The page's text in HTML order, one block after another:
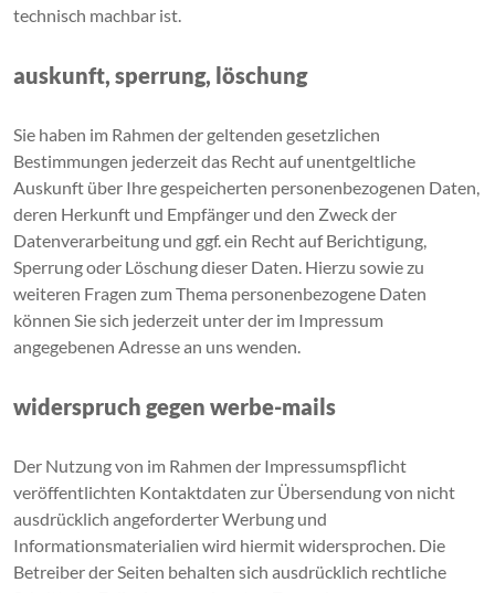
technisch machbar ist.
auskunft, sperrung, löschung
Sie haben im Rahmen der geltenden gesetzlichen
Bestimmungen jederzeit das Recht auf unentgeltliche
Auskunft über Ihre gespeicherten personenbezogenen Daten,
deren Herkunft und Empfänger und den Zweck der
Datenverarbeitung und ggf. ein Recht auf Berichtigung,
Sperrung oder Löschung dieser Daten. Hierzu sowie zu
weiteren Fragen zum Thema personenbezogene Daten
können Sie sich jederzeit unter der im Impressum
angegebenen Adresse an uns wenden.
widerspruch gegen werbe-mails
Der Nutzung von im Rahmen der Impressumspflicht
veröffentlichten Kontaktdaten zur Übersendung von nicht
ausdrücklich angeforderter Werbung und
Informationsmaterialien wird hiermit widersprochen. Die
Betreiber der Seiten behalten sich ausdrücklich rechtliche